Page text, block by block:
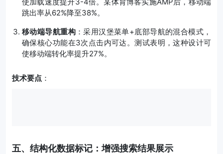
跳出率从62%降至38%。
移动端导航重构：采用汉堡菜单+底部导航的混合模式，
确保核心功能在3次点击内可达。测试表明，这种设计可
使移动端转化率提升27%。
技术要点 ：
五、结构化数据标记：增强搜索结果展示